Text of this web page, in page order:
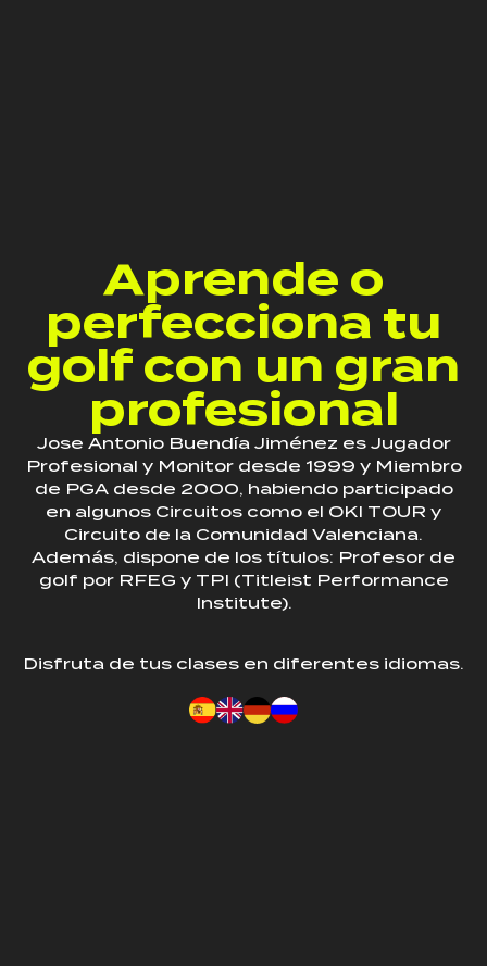
Aprende o
perfecciona tu
golf con un gran
profesional
Jose Antonio Buendía Jiménez es Jugador
Profesional y Monitor desde 1999 y Miembro
de PGA desde 2000, habiendo participado
en algunos Circuitos como el OKI TOUR y
Circuito de la Comunidad Valenciana.
Además, dispone de los títulos: Profesor de
golf por RFEG y TPI (Titleist Performance
Institute).
Disfruta de tus clases en diferentes idiomas.